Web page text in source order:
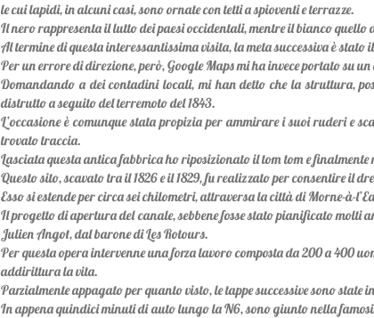
le cui lapidi, in alcuni casi, sono ornate con tetti a spioventi e terrazze.
Il nero rappresenta il lutto dei paesi occidentali, mentre il bianco quello
Al termine di questa interessantissima visita, la meta successiva è
Per un errore di direzione, però, Google Maps mi ha invece portato su
Domandando a dei contadini locali, mi han detto che la struttura,
distrutto a seguito del terremoto del 1843.
L’occasione è comunque stata propizia per ammirare i suoi ruderi e
trovato traccia.
Lasciata questa antica fabbrica ho riposizionato il tom tom e
Questo sito, scavato tra il 1826 e il 1829, fu realizzato per consentire
Esso si estende per circa sei chilometri, attraversa la città di Morne-à-
Il progetto di apertura del canale, sebbene fosse stato pianificato molti
Julien Angot, dal barone di Les Rotours.
Per questa opera intervenne una forza lavoro composta da 200 a 400
addirittura la vita.
Parzialmente appagato per quanto visto, le tappe successive sono state
In appena quindici minuti di auto lungo la N6, sono giunto nella